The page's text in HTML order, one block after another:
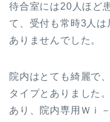
待合室には20人ほど
て、受付も常時3人
ありませんでした。
院内はとても綺麗で
タイプとありました
あり、院内専用Ｗｉ